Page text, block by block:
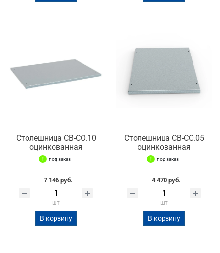
Столешница СВ-СО.10
оцинкованная
под заказ
7 146 руб.
шт
В корзину
Столешница СВ-СО.05
оцинкованная
под заказ
4 470 руб.
шт
В корзину